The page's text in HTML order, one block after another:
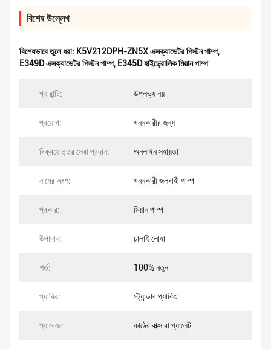
বিশেষ উল্লেখ
বিশেষভাবে তুলে ধরা: K5V212DPH-ZN5X এক্সক্যাভেটর পিস্টন পাম্প,
E349D এক্সক্যাভেটর পিস্টন পাম্প, E345D হাইড্রোলিক মিয়ান পাম্প
গ্যারান্টি: উপলভ্য নয়
প্রয়োগ: খননকারীর জন্য
বিক্রয়োত্তর সেবা প্রদান: অনলাইন সহায়তা
নামের অংশ: খননকারী জলবাহী পাম্প
প্রকার: মিয়ান পাম্প
উপাদান: ঢালাই লোহা
শর্ত: 100% নতুন
প্যাকিং: স্ট্যান্ডার প্যাকিং
প্যাকেজ: কাঠের বাক্স বা প্যালেট